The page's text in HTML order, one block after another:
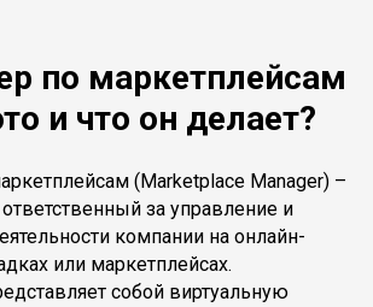
по маркетплейсам
и что он делает?
(Marketplace Manager) –
ответственный за управление и
компании на онлайн-
или маркетплейсах.
собой виртуальную